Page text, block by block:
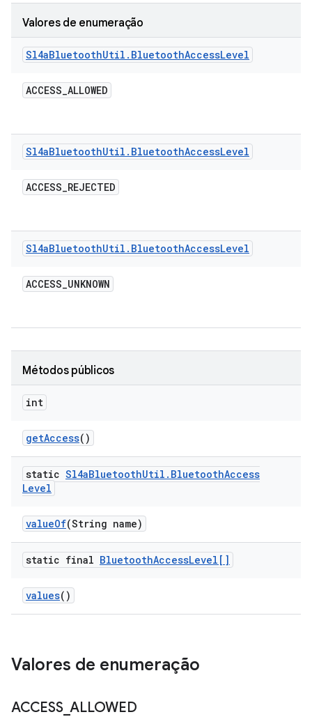
Valores de enumeração
Sl4aBluetoothUtil . BluetoothAccessLevel
ACCESS_ALLOWED
Sl4aBluetoothUtil . BluetoothAccessLevel
ACCESS_REJECTED
Sl4aBluetoothUtil . BluetoothAccessLevel
ACCESS_UNKNOWN
Métodos públicos
int
getAccess()
static Sl4aBluetoothUtil . BluetoothAccess
Level
valueOf(String name)
static final BluetoothAccessLevel[]
values()
Valores de enumeração
ACCESS_ALLOWED